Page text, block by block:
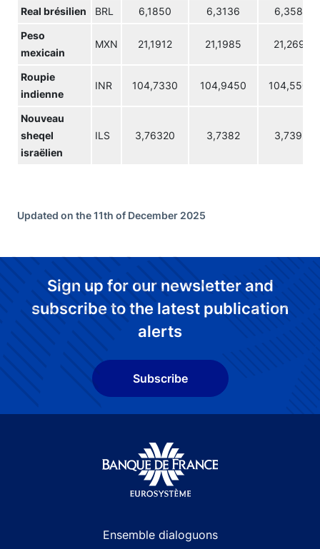
Real brésilien BRL 6,1850 6,3136 6,3588
Peso
mexicain
MXN 21,1912 21,1985 21,2691
Roupie
indienne
INR 104,7330 104,9450 104,5500
Nouveau
sheqel
israëlien
ILS 3,76320 3,7382 3,7395
Updated on the 11th of December 2025
Sign up for our newsletter and
subscribe to the latest publication
alerts
Subscribe
Ensemble dialoguons